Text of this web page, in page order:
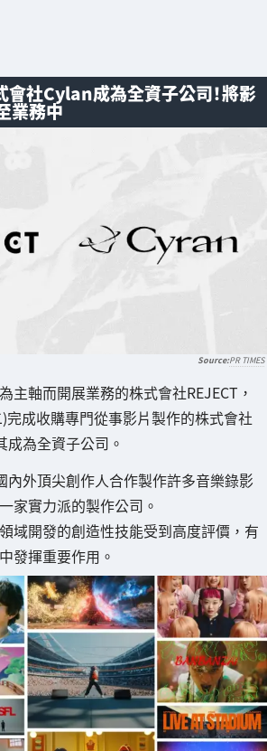
會社Cylan成為全資子公司！將影
業務中
PR TIMES
主軸而開展業務的株式會社REJECT，
成收購專門從事影片製作的株式會社
為全資子公司。
內外頂尖創作人合作製作許多音樂錄影
家實力派的製作公司。
域開發的創造性技能受到高度評價，有
發揮重要作用。